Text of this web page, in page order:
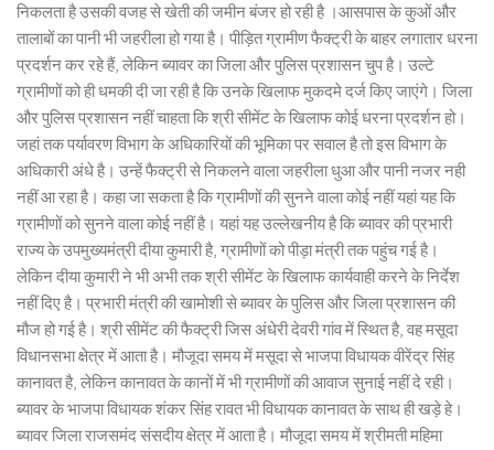
निकलता है उसकी वजह से खेती की जमीन बंजर हो रही है ।आसपास के कुओं और
तालाबों का पानी भी जहरीला हो गया है। पीड़ित ग्रामीण फैक्ट्री के बाहर लगातार धरना
प्रदर्शन कर रहे हैं, लेकिन ब्यावर का जिला और पुलिस प्रशासन चुप है। उल्टे
ग्रामीणों को ही धमकी दी जा रही है कि उनके खिलाफ मुकदमे दर्ज किए जाएंगे। जिला
और पुलिस प्रशासन नहीं चाहता कि श्री सीमेंट के खिलाफ कोई धरना प्रदर्शन हो।
जहां तक पर्यावरण विभाग के अधिकारियों की भूमिका पर सवाल है तो इस विभाग के
अधिकारी अंधे है। उन्हें फैक्ट्री से निकलने वाला जहरीला धुआ और पानी नजर नही
नहीं आ रहा है। कहा जा सकता है कि ग्रामीणों की सुनने वाला कोई नहीं यहां यह कि
ग्रामीणों को सुनने वाला कोई नहीं है। यहां यह उल्लेखनीय है कि ब्यावर की प्रभारी
राज्य के उपमुख्यमंत्री दीया कुमारी है, ग्रामीणों को पीड़ा मंत्री तक पहुंच गई है।
लेकिन दीया कुमारी ने भी अभी तक श्री सीमेंट के खिलाफ कार्यवाही करने के निर्देश
नहीं दिए है। प्रभारी मंत्री की खामोशी से ब्यावर के पुलिस और जिला प्रशासन की
मौज हो गई है। श्री सीमेंट की फैक्ट्री जिस अंधेरी देवरी गांव में स्थित है, वह मसूदा
विधानसभा क्षेत्र में आता है। मौजूदा समय में मसूदा से भाजपा विधायक वीरेंद्र सिंह
कानावत है, लेकिन कानावत के कानों में भी ग्रामीणों की आवाज सुनाई नहीं दे रही।
ब्यावर के भाजपा विधायक शंकर सिंह रावत भी विधायक कानावत के साथ ही खड़े हे।
ब्यावर जिला राजसमंद संसदीय क्षेत्र में आता है। मौजूदा समय में श्रीमती महिमा